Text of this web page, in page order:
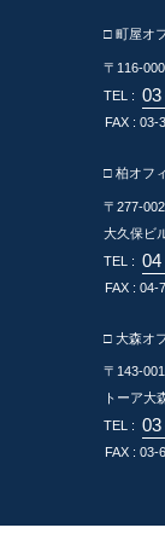
□ 町屋オ
〒116-
TEL : 03
FAX : 03-
□ 柏オフ
〒277-
大久保ビ
TEL : 04
FAX : 04-
□ 大森オ
〒143-
トーア大
TEL : 03
FAX : 03-